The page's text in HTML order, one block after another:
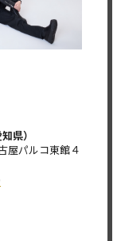
県）
屋パルコ東館４